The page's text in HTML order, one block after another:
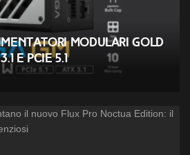
alimentatori modulari Gold
e PCIe 5.1